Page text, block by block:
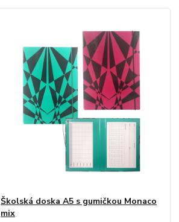
Školská doska A5 s gumičkou Monaco
mix